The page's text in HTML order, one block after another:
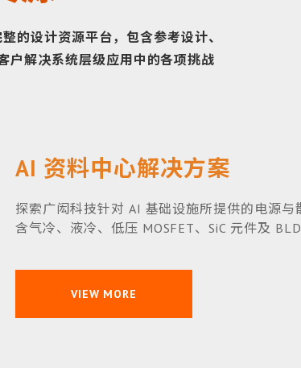
的设计资源平台，包含参考设计、
户解决系统层级应用中的各项挑战
AI 资料中心解决方案
探索广闳科技针对 AI 基础设施所提供的电源与
含气冷、液冷、低压 MOSFET、SiC 元件及
VIEW MORE